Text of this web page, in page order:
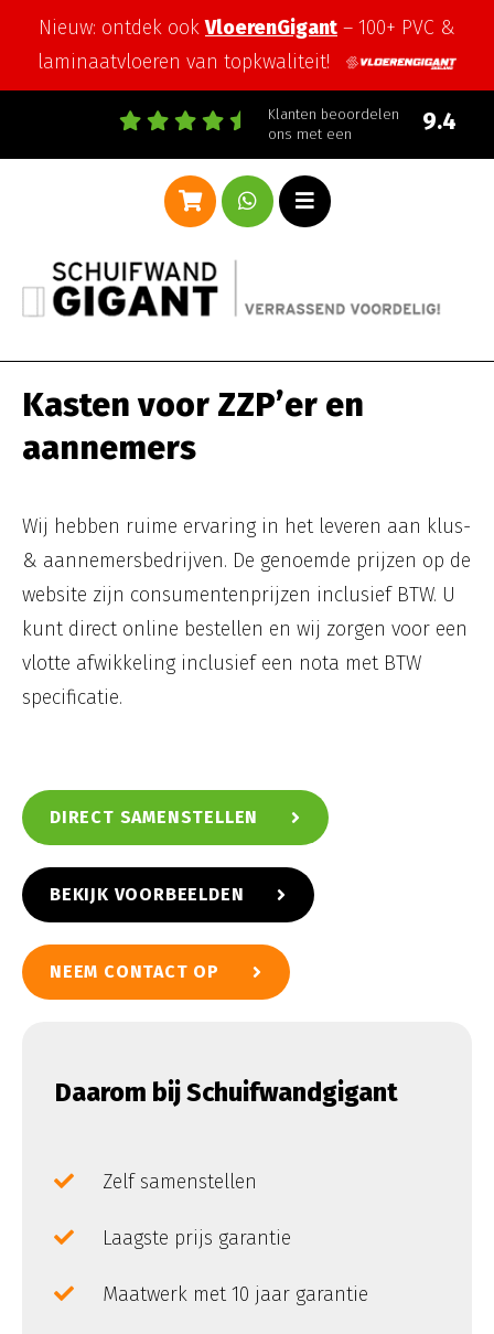
Nieuw: ontdek ookVloerenGigant – 100+ PVC &
laminaatvloeren van topkwaliteit!
Klanten beoordelen
ons met een
9.4
Kasten voor ZZP’er en
aannemers
Wij hebben ruime ervaring in het leveren aan klus-
& aannemersbedrijven. De genoemde prijzen op de
website zijn consumentenprijzen inclusief BTW. U
kunt direct online bestellen en wij zorgen voor een
vlotte afwikkeling inclusief een nota met BTW
specificatie.
DIRECT SAMENSTELLEN
BEKIJK VOORBEELDEN
NEEM CONTACT OP
Daarom bij Schuifwandgigant
Zelf samenstellen
Laagste prijs garantie
Maatwerk met 10 jaar garantie